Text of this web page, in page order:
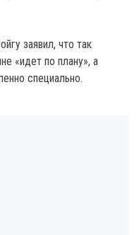
заявил, что так
«идет по плану», а
специально.